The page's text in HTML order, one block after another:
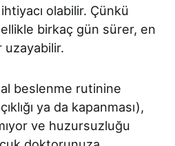
olabilir. Çünkü
birkaç gün sürer, en
uzayabilir.
beslenme rutinine
ya da kapanması),
ve huzursuzluğu